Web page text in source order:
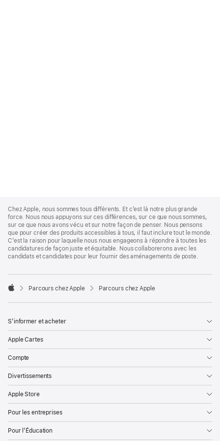
Footer
Chez Apple, nous sommes tous différents. Et c’est là notre plus grande
force. Nous nous appuyons sur ces différences, sur ce que nous sommes,
sur ce que nous avons vécu et sur notre façon de penser. Nous pensons
que pour créer des produits accessibles à tous, il faut inclure tout le monde.
C’est la raison pour laquelle nous nous engageons à répondre à toutes les
candidatures de façon juste et équitable. Nous collaborerons avec les
candidats et candidates pour leur fournir des aménagements de poste.

Parcours chez Apple Parcours chez Apple
S’informer et acheter
Apple Cartes
Compte
Divertissements
Apple Store
Pour les entreprises
Pour l’Éducation